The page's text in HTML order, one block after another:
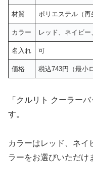
材質 ポリエステル（
カラー レッド、ネイビー
名入れ 可
価格 税込743円（最小
「クルリト クーラー
す。
カラーはレッド、ネイ
ラーをお選びいただけ